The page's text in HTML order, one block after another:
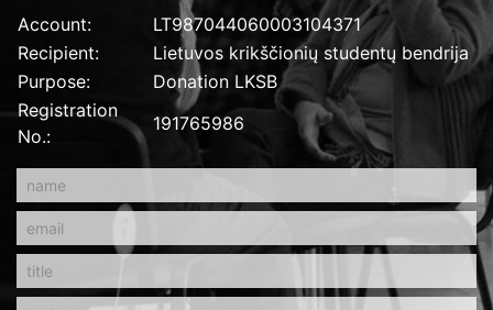
Account:
LT987044060003104371
Recipient:
Lietuvos krikščionių studentų bendrija
Purpose:
Donation LKSB
Registration
No.:
191765986